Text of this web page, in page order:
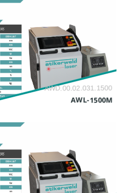
AWD.00.02.031.1500
AWL-1500M